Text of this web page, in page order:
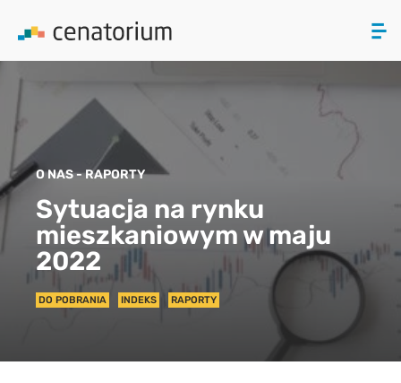
PRODUKTY
AKTUALNOŚCI
KONTAKT
O NAS - RAPORTY
Sytuacja na rynku
mieszkaniowym w maju
2022
DO POBRANIA INDEKS RAPORTY